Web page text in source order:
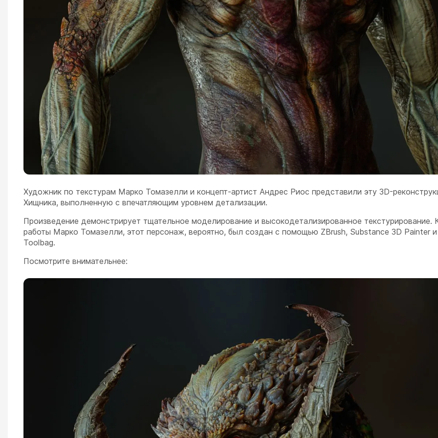
Художник по текстурам Марко Томазелли и концепт-артист Андрес Риос представили эту 3D-
Хищника, выполненную с впечатляющим уровнем детализации.
Произведение демонстрирует тщательное моделирование и высокодетализированное текстурирование.
работы Марко Томазелли, этот персонаж, вероятно, был создан с помощью ZBrush, Substance 3D Painter
Toolbag.
Посмотрите внимательнее: